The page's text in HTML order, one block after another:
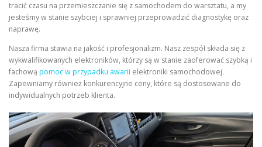
tracić czasu na przemieszczanie się z samochodem do warsztatu, a my
jesteśmy w stanie szybciej i sprawniej przeprowadzić diagnostykę oraz
naprawę.
Nasza firma stawia na jakość i profesjonalizm. Nasz zespół składa się z
wykwalifikowanych elektroników, którzy są w stanie zaoferować szybką i
fachową pomoc w przypadku awarii elektroniki samochodowej.
Zapewniamy również konkurencyjne ceny, które są dostosowane do
indywidualnych potrzeb klienta.